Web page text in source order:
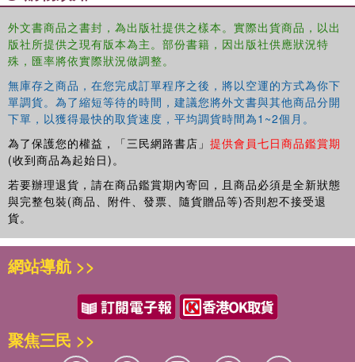
semantics, in the philosophy of mind, and within the
problematics of rule-following.
Philosophical Representation
and advanced students working in philosophy of language,
philosophy of mind, metaphysics, philosophical logic, and
philosophical methodology.
外文書商品之書封，為出版社提供之樣本。實際出貨商品，以出
版社所提供之現有版本為主。部份書籍，因出版社供應狀況特
殊，匯率將依實際狀況做調整。
無庫存之商品，在您完成訂單程序之後，將以空運的方式為你下
單調貨。為了縮短等待的時間，建議您將外文書與其他商品分開
下單，以獲得最快的取貨速度，平均調貨時間為1~2個月。
為了保護您的權益，「三民網路書店」 提供會員七日商品鑑賞期
(收到商品為起始日)。
若要辦理退貨，請在商品鑑賞期內寄回，且商品必須是全新狀態
與完整包裝(商品、附件、發票、隨貨贈品等)否則恕不接受退
貨。
網站導航 >>
聚焦三民 >>